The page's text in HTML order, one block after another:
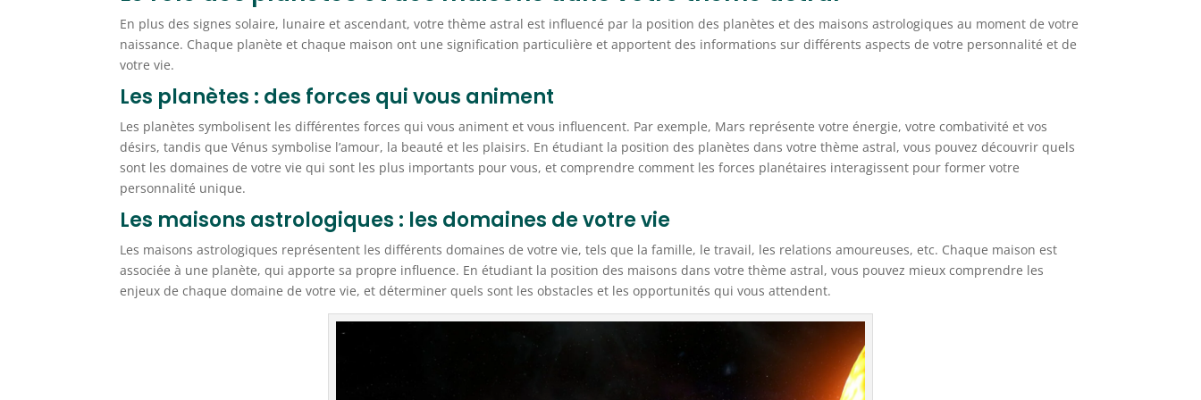
En plus des signes solaire, lunaire et ascendant, votre thème astral est influencé par la position des planètes et des maisons astrologiques au moment de votre
naissance. Chaque planète et chaque maison ont une signification particulière et apportent des informations sur différents aspects de votre personnalité et de
votre vie.
Les planètes : des forces qui vous animent
Les planètes symbolisent les différentes forces qui vous animent et vous influencent. Par exemple, Mars représente votre énergie, votre combativité et vos
désirs, tandis que Vénus symbolise l’amour, la beauté et les plaisirs. En étudiant la position des planètes dans votre thème astral, vous pouvez découvrir quels
sont les domaines de votre vie qui sont les plus importants pour vous, et comprendre comment les forces planétaires interagissent pour former votre
personnalité unique.
Les maisons astrologiques : les domaines de votre vie
Les maisons astrologiques représentent les différents domaines de votre vie, tels que la famille, le travail, les relations amoureuses, etc. Chaque maison est
associée à une planète, qui apporte sa propre influence. En étudiant la position des maisons dans votre thème astral, vous pouvez mieux comprendre les
enjeux de chaque domaine de votre vie, et déterminer quels sont les obstacles et les opportunités qui vous attendent.